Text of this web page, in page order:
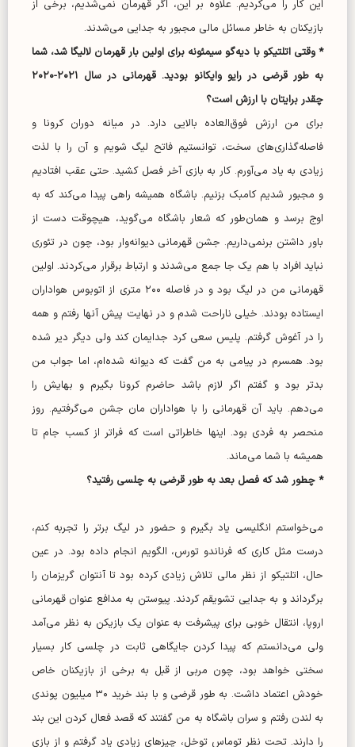
این کار را می‌کردیم. علاوه بر این، اگر قهرمان نمی‌شدیم، برخی از
بازیکنان به خاطر مسائل مالی مجبور به جدایی می‌شدند.
* وقتی اتلتیکو با دیه‌گو سیمئونه برای اولین بار قهرمان لالیگا شد، شما
به طور قرضی در رایو وایکانو بودید. قهرمانی در سال ۲۰۲۱-۲۰۲۰
چقدر برایتان با ارزش است؟
برای من ارزش فوق‌العاده بالایی دارد. در میانه دوران کرونا و
فاصله‌گذاری‌های سخت، توانستیم فاتح لیگ شویم و آن را با لذت
زیادی به یاد می‌آورم. کار به بازی آخر فصل کشید. حتی عقب افتادیم
و مجبور شدیم کامبک بزنیم. باشگاه همیشه راهی پیدا می‌کند که به
اوج برسد و همان‌طور که شعار باشگاه می‌گوید، هیچوقت دست از
باور داشتن برنمی‌داریم. جشن قهرمانی دیوانه‌وار بود، چون در تئوری
نباید افراد با هم یک جا جمع می‌شدند و ارتباط برقرار می‌کردند. اولین
قهرمانی من در لیگ بود و در فاصله ۲۰۰ متری از اتوبوس هواداران
ایستاده بودند. خیلی ناراحت شدم و در نهایت پیش آنها رفتم و همه
را در آغوش گرفتم. پلیس سعی کرد جدایمان کند ولی دیگر دیر شده
بود. همسرم در پیامی به من گفت که دیوانه شده‌ام، اما جواب من
بدتر بود و گفتم اگر لازم باشد حاضرم کرونا بگیرم و بهایش را
می‌دهم. باید آن قهرمانی را با هواداران مان جشن می‌گرفتیم. روز
منحصر به فردی بود. اینها خاطراتی است که فراتر از کسب جام تا
همیشه با شما می‌ماند.
* چطور شد که فصل بعد به طور قرضی به چلسی رفتید؟
می‌خواستم انگلیسی یاد بگیرم و حضور در لیگ برتر را تجربه کنم،
درست مثل کاری که فرناندو تورس، الگویم انجام داده بود. در عین
حال، اتلتیکو از نظر مالی تلاش زیادی کرده بود تا آنتوان گریزمان را
برگرداند و به جدایی تشویقم کردند. پیوستن به مدافع عنوان قهرمانی
اروپا، انتقال خوبی برای پیشرفت به عنوان یک بازیکن به نظر می‌آمد
ولی می‌دانستم که پیدا کردن جایگاهی ثابت در چلسی کار بسیار
سختی خواهد بود، چون مربی از قبل به برخی از بازیکنان خاص
خودش اعتماد داشت. به طور قرضی و با بند خرید ۳۰ میلیون پوندی
به لندن رفتم و سران باشگاه به من گفتند که قصد فعال کردن این بند
را دارند. تحت نظر توماس توخل، چیز‌های زیادی یاد گرفتم و از بازی